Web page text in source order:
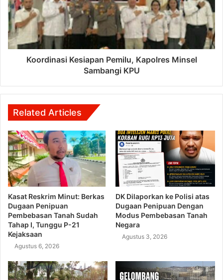
Koordinasi Kesiapan Pemilu, Kapolres Minsel
Sambangi KPU
Related Articles
Kasat Reskrim Minut: Berkas
Dugaan Penipuan
Pembebasan Tanah Sudah
Tahap I, Tunggu P-21
Kejaksaan
Agustus 6, 2026
DK Dilaporkan ke Polisi atas
Dugaan Penipuan Dengan
Modus Pembebasan Tanah
Negara
Agustus 3, 2026